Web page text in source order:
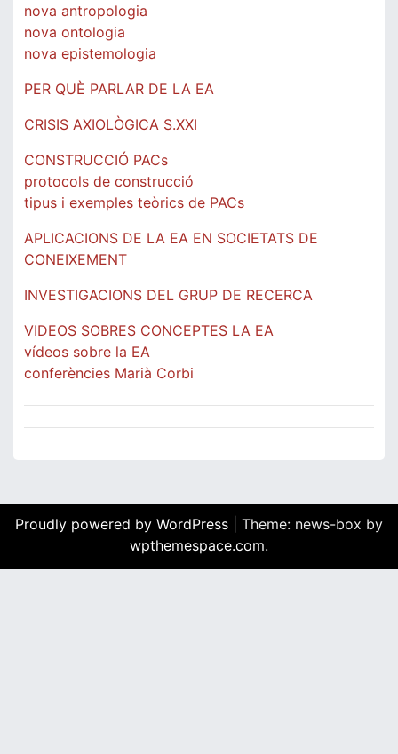
nova antropologia
nova ontologia
nova epistemologia
PER QUÈ PARLAR DE LA EA
CRISIS AXIOLÒGICA S.XXI
CONSTRUCCIÓ PACs
protocols de construcció
tipus i exemples teòrics de PACs
APLICACIONS DE LA EA EN SOCIETATS DE
CONEIXEMENT
INVESTIGACIONS DEL GRUP DE RECERCA
VIDEOS SOBRES CONCEPTES LA EA
vídeos sobre la EA
conferències Marià Corbi
Proudly powered by WordPress
Theme: news-box by
wpthemespace.com.